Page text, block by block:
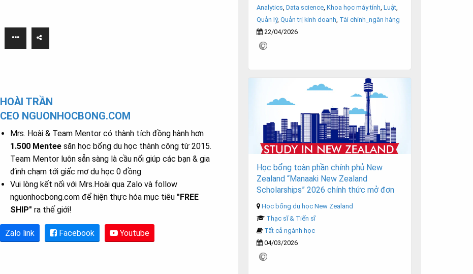
HOÀI TRẦN
CEO NGUONHOCBONG.COM
Mrs. Hoài & Team Mentor có thành tích đồng hành hơn
1.500 Mentee săn học bổng du học thành công từ 2015.
Team Mentor luôn sẵn sàng là cầu nối giúp các bạn & gia
đình chạm tới giấc mơ du học 0 đồng
Vui lòng kết nối với Mrs.Hoài qua Zalo và follow
nguonhocbong.com để hiện thực hóa mục tiêu "FREE
SHIP" ra thế giới!
Zalo link Facebook Youtube
Analytics, Data science, Khoa học máy tính, Luật,
Quản lý, Quản trị kinh doanh, Tài chính_ngân hàng
22/04/2026
Học bổng toàn phần chính phủ New
Zealand “Manaaki New Zealand
Scholarships” 2026 chính thức mở đơn
Học bổng du học New Zealand
Thạc sĩ & Tiến sĩ
Tất cả ngành học
04/03/2026